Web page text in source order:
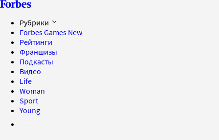
Рубрики
Forbes Games New
Рейтинги
Франшизы
Подкасты
Видео
Life
Woman
Sport
Young